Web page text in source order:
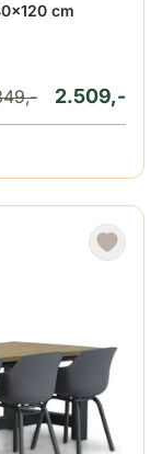
cm
op de
2.509,-